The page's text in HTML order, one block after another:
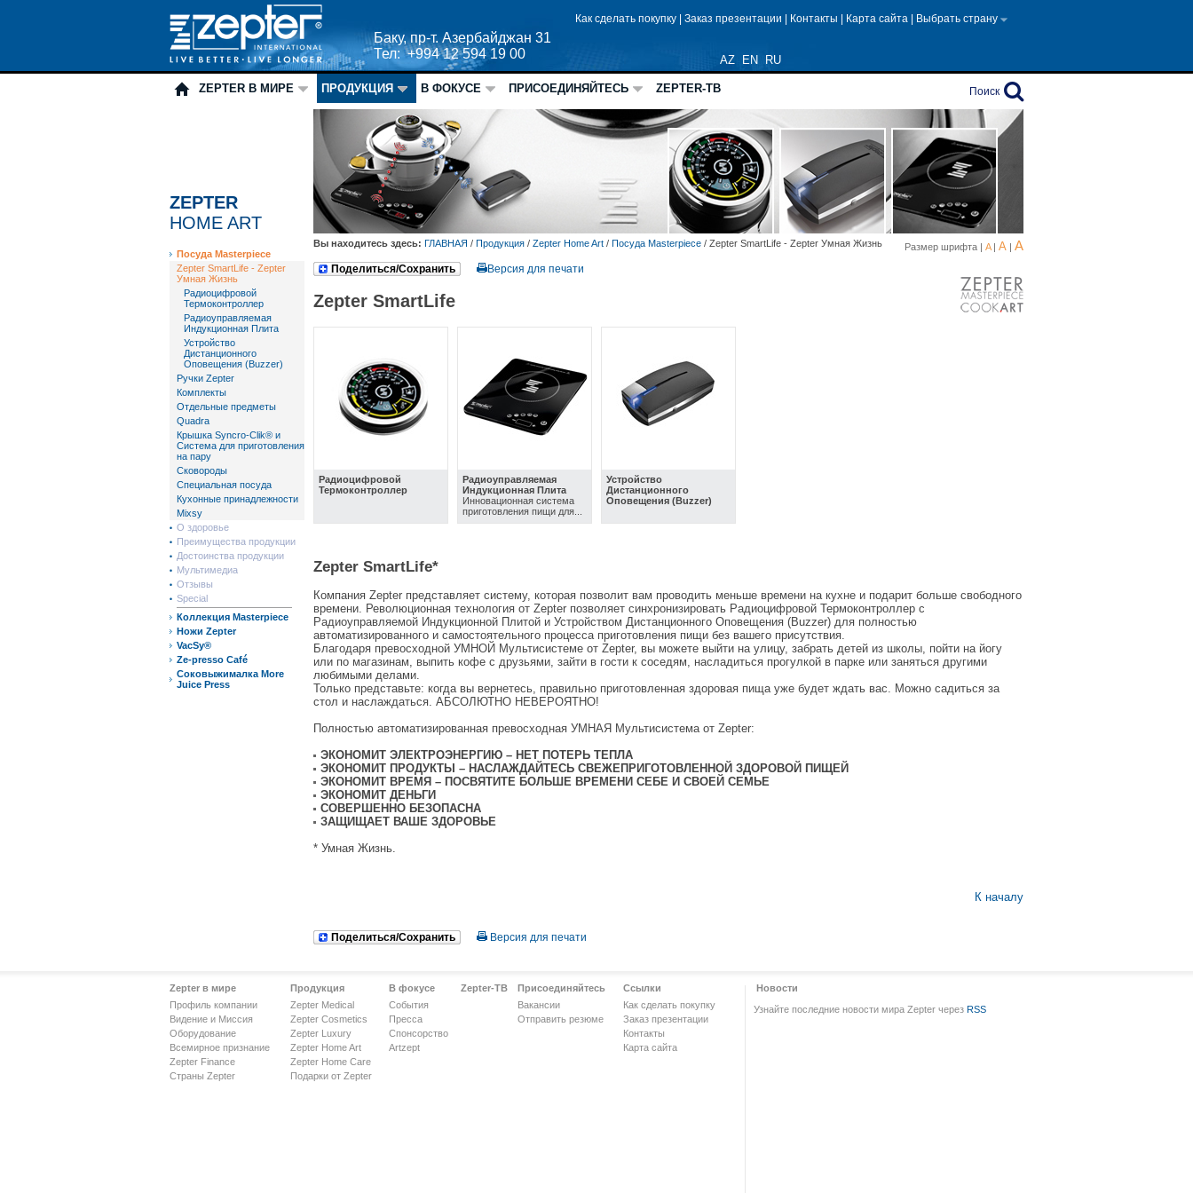
AZ EN RU
Баку, пр-т. Азербайджан 31
Тел: +994 12 594 19 00
Как сделать покупку Заказ презентации Контакты Карта сайта Выбрать страну
ZEPTER В МИРЕ ПРОДУКЦИЯ В ФОКУСЕ ПРИСОЕДИНЯЙТЕСЬ ZEPTER-ТВ Поиск
ZEPTER
HOME ART
Посуда Masterpiece
Zepter SmartLife - Zepter
Умная Жизнь
Радиоцифровой
Термоконтроллер
Радиоуправляемая
Индукционная Плита
Устройство
Дистанционного
Оповещения (Buzzer)
Ручки Zepter
Комплекты
Отдельные предметы
Quadra
Крышка Syncro-Clik® и
Система для приготовления
на пару
Сковороды
Специальная посуда
Кухонные принадлежности
Mixsy
О здоровье
Преимущества продукции
Достоинства продукции
Мультимедиа
Отзывы
Special
Коллекция Masterpiece
Ножи Zepter
VacSy®
Ze-presso Café
Соковыжималка More
Juice Press
Вы находитесь здесь: ГЛАВНАЯ / Продукция / Zepter Home Art / Посуда Masterpiece / Zepter SmartLife - Zepter Умная Жизнь Размер шрифта | A | A | A
Поделиться/Сохранить Версия для печати
Zepter SmartLife
Радиоцифровой
Термоконтроллер
Радиоуправляемая
Индукционная Плита
Инновационная система
приготовления пищи для...
Устройство
Дистанционного
Оповещения (Buzzer)
Zepter SmartLife*
Компания Zepter представляет систему, которая позволит вам проводить меньше времени на кухне и подарит больше свободного
времени. Революционная технология от Zepter позволяет синхронизировать Радиоцифровой Термоконтроллер с
Радиоуправляемой Индукционной Плитой и Устройством Дистанционного Оповещения (Buzzer) для полностью
автоматизированного и самостоятельного процесса приготовления пищи без вашего присутствия.
Благодаря превосходной УМНОЙ Мультисистеме от Zepter, вы можете выйти на улицу, забрать детей из школы, пойти на йогу
или по магазинам, выпить кофе с друзьями, зайти в гости к соседям, насладиться прогулкой в парке или заняться другими
любимыми делами.
Только представьте: когда вы вернетесь, правильно приготовленная здоровая пища уже будет ждать вас. Можно садиться за
стол и наслаждаться. АБСОЛЮТНО НЕВЕРОЯТНО!
Полностью автоматизированная превосходная УМНАЯ Мультисистема от Zepter:
ЭКОНОМИТ ЭЛЕКТРОЭНЕРГИЮ – НЕТ ПОТЕРЬ ТЕПЛА
ЭКОНОМИТ ПРОДУКТЫ – НАСЛАЖДАЙТЕСЬ СВЕЖЕПРИГОТОВЛЕННОЙ ЗДОРОВОЙ ПИЩЕЙ
ЭКОНОМИТ ВРЕМЯ – ПОСВЯТИТЕ БОЛЬШЕ ВРЕМЕНИ СЕБЕ И СВОЕЙ СЕМЬЕ
ЭКОНОМИТ ДЕНЬГИ
СОВЕРШЕННО БЕЗОПАСНА
ЗАЩИЩАЕТ ВАШЕ ЗДОРОВЬЕ
* Умная Жизнь.
К началу
Поделиться/Сохранить Версия для печати
Zepter в мире
Профиль компании
Видение и Миссия
Оборудование
Всемирное признание
Zepter Finance
Страны Zepter
Продукция
Zepter Medical
Zepter Cosmetics
Zepter Luxury
Zepter Home Art
Zepter Home Care
Подарки от Zepter
В фокусе
События
Пресса
Спонсорство
Artzept
Zepter-ТВ
Присоединяйтесь
Вакансии
Отправить резюме
Ссылки
Как сделать покупку
Заказ презентации
Контакты
Карта сайта
Новости
Узнайте последние новости мира Zepter через RSS